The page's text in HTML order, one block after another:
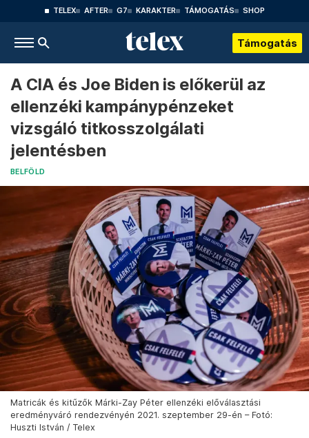
TELEX AFTER G7 KARAKTER TÁMOGATÁS SHOP
Támogatás
A CIA és Joe Biden is előkerül az
ellenzéki kampánypénzeket
vizsgáló titkosszolgálati
jelentésben
BELFÖLD
Matricák és kitűzők Márki-Zay Péter ellenzéki előválasztási
eredményváró rendezvényén 2021. szeptember 29-én – Fotó:
Huszti István / Telex